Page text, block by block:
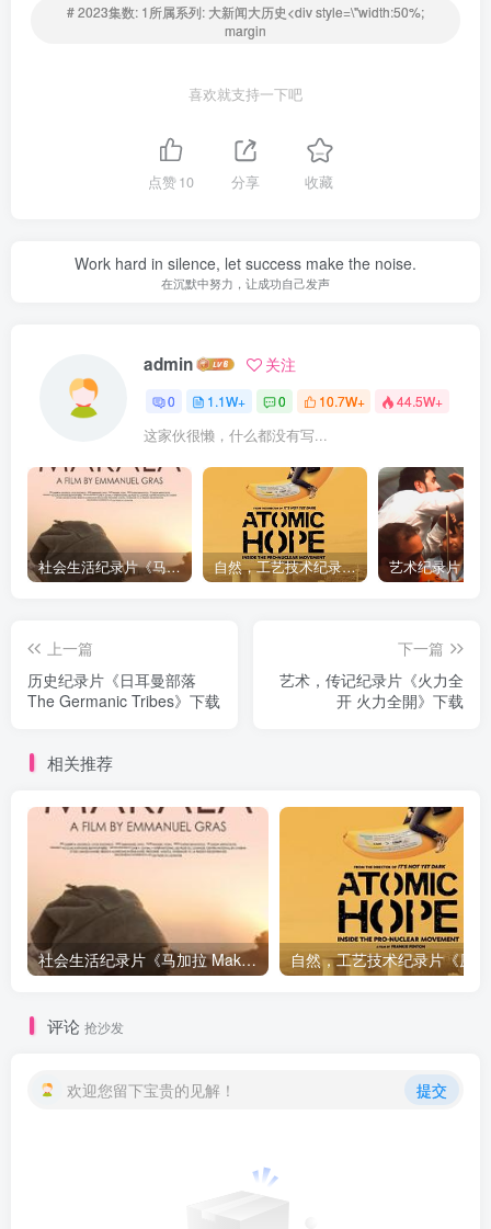
# 2023集数: 1所属系列: 大新闻大历史<div style=\"width:50%;
margin
喜欢就支持一下吧
点赞10 分享 收藏
Work hard in silence, let success make the noise.
在沉默中努力，让成功自己发声
admin 关注
0 1.1W+ 0 10.7W+ 44.5W+
这家伙很懒，什么都没有写...
社会生活纪录片《马加拉 Makala》下载 自然，工艺技术纪录片《原子能的希望 Atomic Hope – Inside the Pro-Nuclear Movement》下载
上一篇
历史纪录片《日耳曼部落
The Germanic Tribes》下载
下一篇
艺术，传记纪录片《火力全
开 火力全開》下载
相关推荐
社会生活纪录片《马加拉 Makala》下载
评论 抢沙发
欢迎您留下宝贵的见解！ 提交